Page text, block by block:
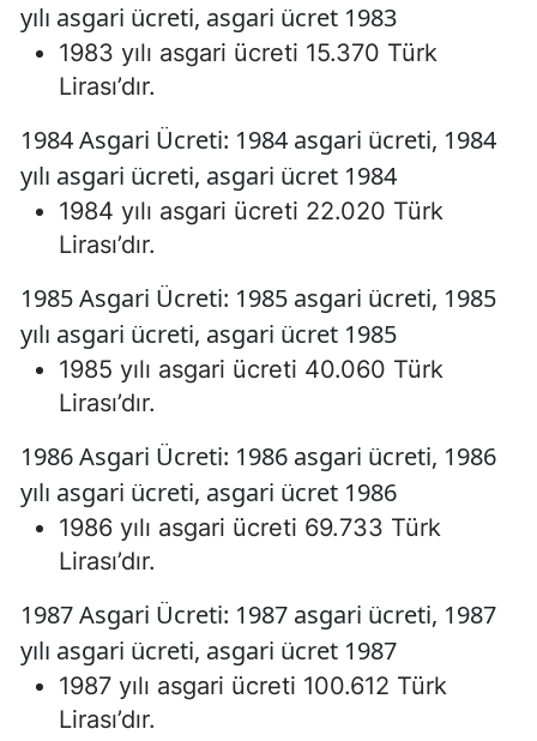
yılı asgari ücreti, asgari ücret 1983
1983 yılı asgari ücreti 15.370 Türk
Lirası’dır.
1984 Asgari Ücreti: 1984 asgari ücreti, 1984
yılı asgari ücreti, asgari ücret 1984
1984 yılı asgari ücreti 22.020 Türk
Lirası’dır.
1985 Asgari Ücreti: 1985 asgari ücreti, 1985
yılı asgari ücreti, asgari ücret 1985
1985 yılı asgari ücreti 40.060 Türk
Lirası’dır.
1986 Asgari Ücreti: 1986 asgari ücreti, 1986
yılı asgari ücreti, asgari ücret 1986
1986 yılı asgari ücreti 69.733 Türk
Lirası’dır.
1987 Asgari Ücreti: 1987 asgari ücreti, 1987
yılı asgari ücreti, asgari ücret 1987
1987 yılı asgari ücreti 100.612 Türk
Lirası’dır.